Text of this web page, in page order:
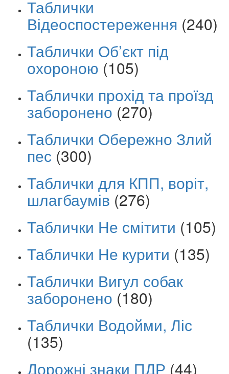
Таблички
Відеоспостереження (240)
Таблички Об’єкт під
охороною (105)
Таблички прохід та проїзд
заборонено (270)
Таблички Обережно Злий
пес (300)
Таблички для КПП, воріт,
шлагбаумів (276)
Таблички Не смітити (105)
Таблички Не курити (135)
Таблички Вигул собак
заборонено (180)
Таблички Водойми, Ліс
(135)
Дорожні знаки ПДР (44)